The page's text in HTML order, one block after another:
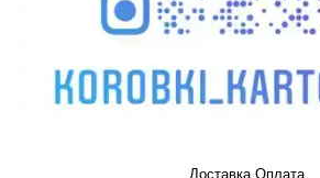
Доставка Оплата